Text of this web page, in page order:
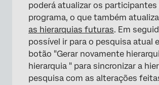
poderá atualizar os participantes
programa, o que também
as hierarquias futuras. Em
possível ir para o pesquisa atual
botão "Gerar novamente
hierarquia " para sincronizar a
pesquisa com as alterações